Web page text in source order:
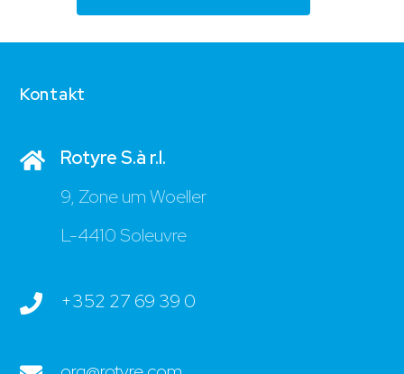
Kontakt
Rotyre S.à r.l.
9, Zone um Woeller
L-4410 Soleuvre
+352 27 69 39 0